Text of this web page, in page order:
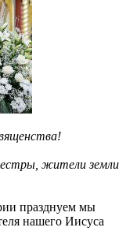
жители земли
празднуем мы
нашего Иисуса